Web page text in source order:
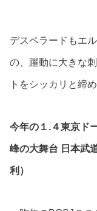
デスペラードもエ
の、躍動に大きな
トをシッカリと締め
今年の１.４東京ド
峰の大舞台 日本武
利）